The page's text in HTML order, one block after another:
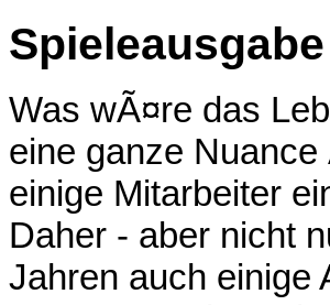
Was wÃ¤re das
eine ganze
einige Mitarbeiter
Daher - aber nicht
Jahren auch einige